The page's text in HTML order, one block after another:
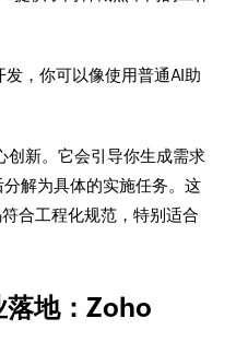
发，你可以像使用普通AI助
创新。它会引导你生成需求
解为具体的实施任务。这
合工程化规范，特别适合
落地：Zoho